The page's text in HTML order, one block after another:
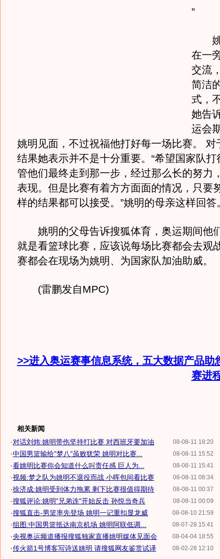
”
姚
在一
交流
简洁
式，
她告
运会
姚明见面，不过祝福他打好每一场比赛。 对
结果她表示并不是十分重要。“希望国家队
管他们最终走到那一步，经过那么长的努力
表现。但是比赛有着方方面面的情况，只要
样的结果都可以接受。”姚明的母亲这样回答
姚明的父母告诉搜狐体育，奥运期间他
就是看篮球比赛，应该说每场比赛都会去观
赛都会在现场为姚明、为国家队加油助威。
(雷鹏发自MPC)
>>进入奥运赛事信息系统，五大数据产品助
赛进
相关新闻
08-08-11 18:20
·对话刘炜:姚明带伤坚持打比赛 对西班牙要加油
08-08-11 15:52
·中国男篮输给"梦八"虽败犹荣 姚明对比赛...
08-08-11 15:41
·看姚明比赛你会知道什么叫责任感 巨人为...
08-08-11 08:34
·视频:梦之队为姚明不退役而战 小晖包间看比赛
08-08-11 00:37
·徐济成:姚明受到体力拖累 剩下比赛很值得期待
08-08-11 00:09
·搜狐评论:姚明"兄弟连"开始反击 孙悦当奇兵
08-08-10 21:59
·搜狐直击-男篮率先登场 姚明一记重扣显龙威
08-07-28 15:41
·组图:中国男篮抵达南京机场 姚明阿联低调...
08-04-04 18:55
·央视奥运频道播报搜狐独家直播姚明媒体见面会
08-02-28 12:10
·传火箭1号博客写诗送姚明 请搜狐网友鉴赏试译